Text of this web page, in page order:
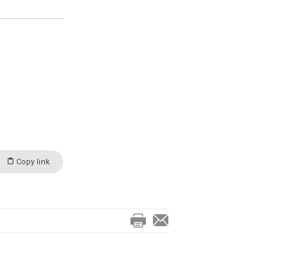
Copy link